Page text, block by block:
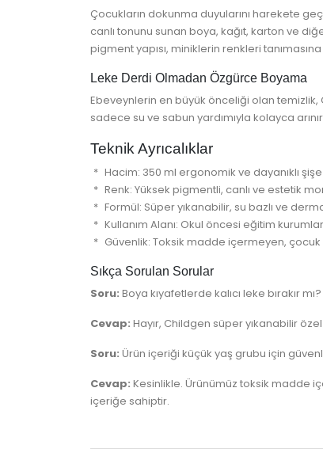
Çocukların dokunma duyularını harekete
canlı tonunu sunan boya, kağıt, karton ve
pigment yapısı, miniklerin renkleri
Leke Derdi Olmadan Özgürce Boyama
Ebeveynlerin en büyük önceliği olan temizlik,
sadece su ve sabun yardımıyla kolayca
Teknik Ayrıcalıklar
Hacim: 350 ml ergonomik ve dayanıklı şişe
Renk: Yüksek pigmentli, canlı ve estetik
Formül: Süper yıkanabilir, su bazlı ve
Kullanım Alanı: Okul öncesi eğitim
Güvenlik: Toksik madde içermeyen, çocuk
Sıkça Sorulan Sorular
Soru: Boya kıyafetlerde kalıcı leke bırakır mı?
Cevap: Hayır, Childgen süper yıkanabilir
Soru: Ürün içeriği küçük yaş grubu için
Cevap: Kesinlikle. Ürünümüz toksik madde
içeriğe sahiptir.